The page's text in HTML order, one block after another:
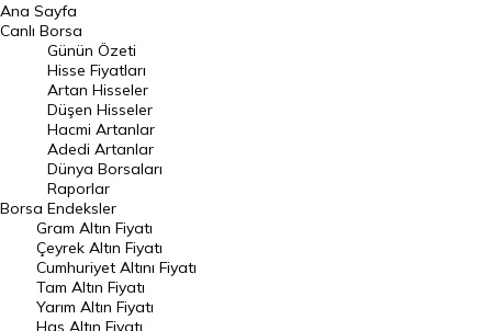
BIST 100 Hisseleri
En Çok Artan Hisseler
En Çok Düşen Hisseler
Hacmi Artanlar
Geçmiş Kapanışlar
Dünya Borsaları
Raporlar
Endeksler
DÖVİZ
Ana Sayfa
Canlı Borsa
Borsa
Günün Özeti
Hisse Fiyatları
Artan Hisseler
Düşen Hisseler
Hacmi Artanlar
Adedi Artanlar
Dünya Borsaları
Raporlar
Endeksler
Gram Altın Fiyatı
Çeyrek Altın Fiyatı
Cumhuriyet Altını Fiyatı
Tam Altın Fiyatı
Yarım Altın Fiyatı
Has Altın Fiyatı